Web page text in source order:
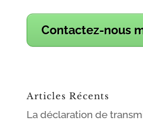
Contactez-nous
Articles Récents
La déclaration de